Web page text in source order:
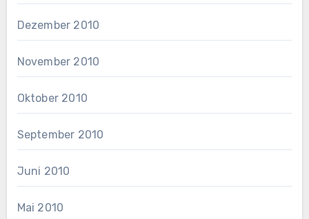
Dezember 2010
November 2010
Oktober 2010
September 2010
Juni 2010
Mai 2010